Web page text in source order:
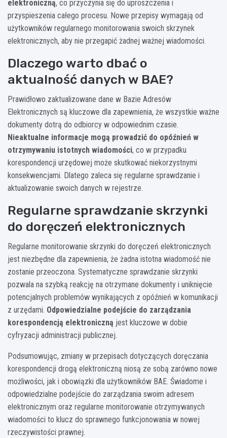
elektroniczną, co przyczynia się do uproszczenia i
przyspieszenia całego procesu. Nowe przepisy wymagają od
użytkowników regularnego monitorowania swoich skrzynek
elektronicznych, aby nie przegapić żadnej ważnej wiadomości.
Dlaczego warto dbać o
aktualność danych w BAE?
Prawidłowo zaktualizowane dane w Bazie Adresów
Elektronicznych są kluczowe dla zapewnienia, że wszystkie ważne
dokumenty dotrą do odbiorcy w odpowiednim czasie.
Nieaktualne informacje mogą prowadzić do opóźnień w
otrzymywaniu istotnych wiadomości, co w przypadku
korespondencji urzędowej może skutkować niekorzystnymi
konsekwencjami. Dlatego zaleca się regularne sprawdzanie i
aktualizowanie swoich danych w rejestrze.
Regularne sprawdzanie skrzynki
do doręczeń elektronicznych
Regularne monitorowanie skrzynki do doręczeń elektronicznych
jest niezbędne dla zapewnienia, że żadna istotna wiadomość nie
zostanie przeoczona. Systematyczne sprawdzanie skrzynki
pozwala na szybką reakcję na otrzymane dokumenty i uniknięcie
potencjalnych problemów wynikających z opóźnień w komunikacji
z urzędami. Odpowiedzialne podejście do zarządzania
korespondencją elektroniczną jest kluczowe w dobie
cyfryzacji administracji publicznej.
Podsumowując, zmiany w przepisach dotyczących doręczania
korespondencji drogą elektroniczną niosą ze sobą zarówno nowe
możliwości, jak i obowiązki dla użytkowników BAE. Świadome i
odpowiedzialne podejście do zarządzania swoim adresem
elektronicznym oraz regularne monitorowanie otrzymywanych
wiadomości to klucz do sprawnego funkcjonowania w nowej
rzeczywistości prawnej.